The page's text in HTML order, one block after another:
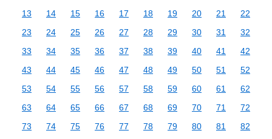
13
14 15 16 17 18 19 20 21
22
23
24 25 26 27 28 29 30 31
32
33
34 35 36 37 38 39 40 41
42
43
44 45 46 47 48 49 50 51
52
53
54 55 56 57 58 59 60 61
62
63
64 65 66 67 68 69 70 71
72
73
74 75 76 77 78 79 80 81
82